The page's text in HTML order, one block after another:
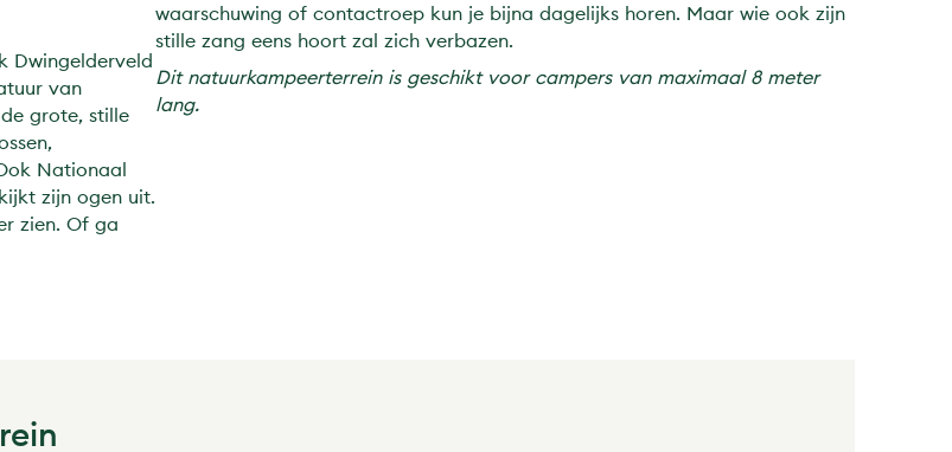
Dwingelderveld
van
grote, stille
Nationaal
zijn ogen uit.
zien. Of ga
waarschuwing of contactroep kun je bijna dagelijks horen. Maar wie ook zijn
stille zang eens hoort zal zich verbazen.
Dit natuurkampeerterrein is geschikt voor campers van maximaal 8 meter
lang.